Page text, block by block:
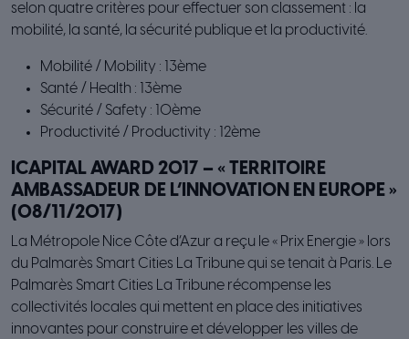
selon quatre critères pour effectuer son classement : la
mobilité, la santé, la sécurité publique et la productivité.
Mobilité / Mobility : 13ème
Santé / Health : 13ème
Sécurité / Safety : 10ème
Productivité / Productivity : 12ème
ICAPITAL AWARD 2017 – « TERRITOIRE
AMBASSADEUR DE L’INNOVATION EN EUROPE »
(08/11/2017)
La Métropole Nice Côte d’Azur a reçu le « Prix Energie » lors
du Palmarès Smart Cities La Tribune qui se tenait à Paris. Le
Palmarès Smart Cities La Tribune récompense les
collectivités locales qui mettent en place des initiatives
innovantes pour construire et développer les villes de